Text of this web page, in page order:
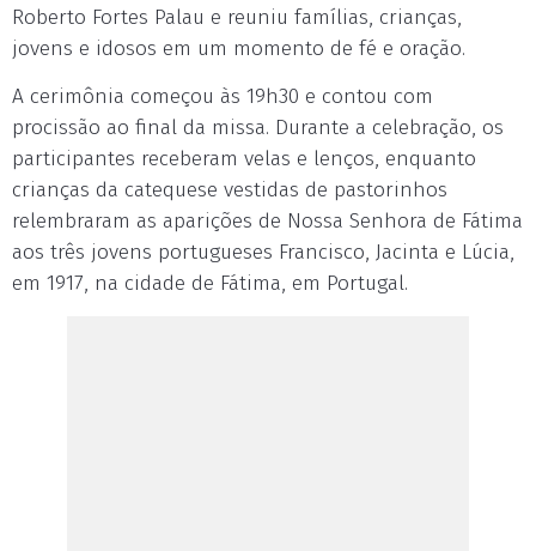
Roberto Fortes Palau e reuniu famílias, crianças,
jovens e idosos em um momento de fé e oração.
A cerimônia começou às 19h30 e contou com
procissão ao final da missa. Durante a celebração, os
participantes receberam velas e lenços, enquanto
crianças da catequese vestidas de pastorinhos
relembraram as aparições de Nossa Senhora de Fátima
aos três jovens portugueses Francisco, Jacinta e Lúcia,
em 1917, na cidade de Fátima, em Portugal.